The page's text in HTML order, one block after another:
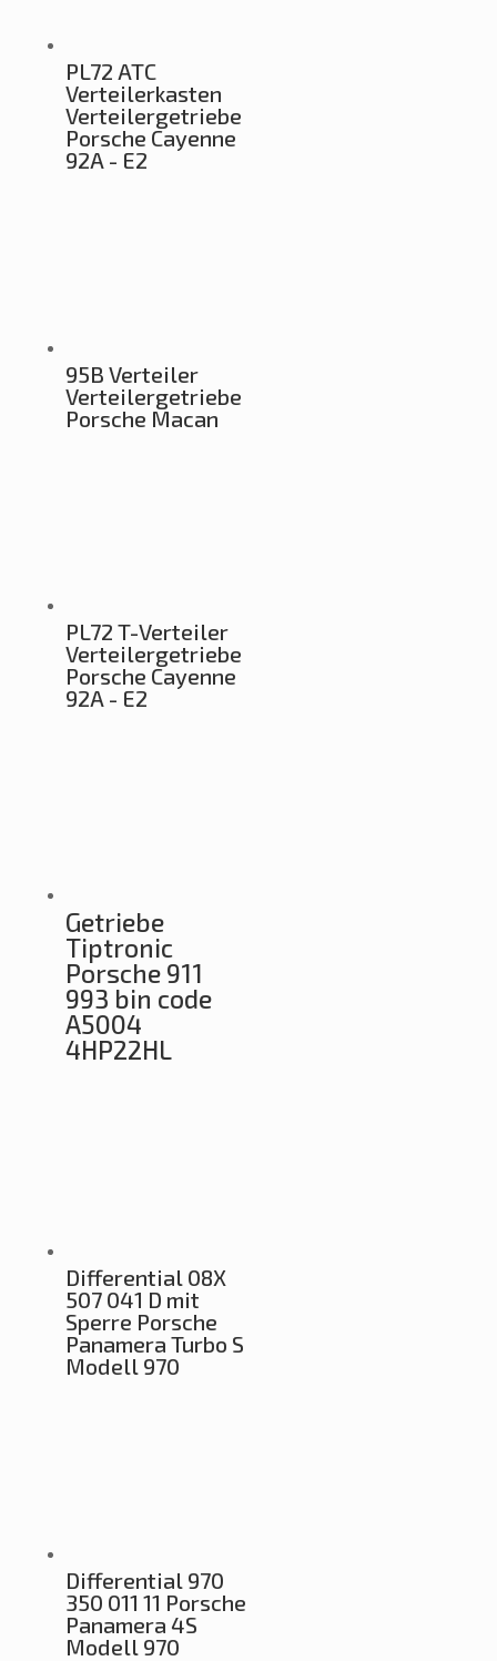
PL72 ATC
Verteilerkasten
Verteilergetriebe
Porsche Cayenne
92A - E2
95B Verteiler
Verteilergetriebe
Porsche Macan
PL72 T-Verteiler
Verteilergetriebe
Porsche Cayenne
92A - E2
Getriebe
Tiptronic
Porsche 911
993 bin code
A5004
4HP22HL
Differential 08X
507 041 D mit
Sperre Porsche
Panamera Turbo S
Modell 970
Differential 970
350 011 11 Porsche
Panamera 4S
Modell 970